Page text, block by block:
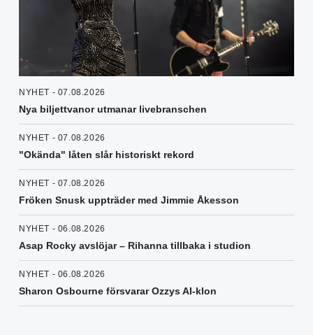
NYHET - 07.08.2026
Nya biljettvanor utmanar livebranschen
NYHET - 07.08.2026
"Okända" låten slår historiskt rekord
NYHET - 07.08.2026
Fröken Snusk uppträder med Jimmie Åkesson
NYHET - 06.08.2026
Asap Rocky avslöjar – Rihanna tillbaka i studion
NYHET - 06.08.2026
Sharon Osbourne försvarar Ozzys AI-klon